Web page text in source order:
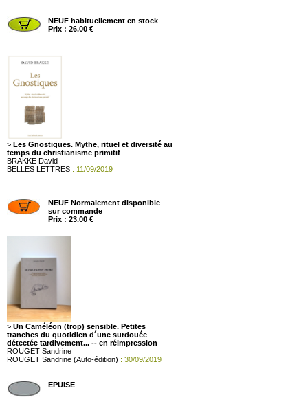
NEUF habituellement en stock
Prix : 26.00 €
> Les Gnostiques. Mythe, rituel et diversité au
temps du christianisme primitif
BRAKKE David
BELLES LETTRES : 11/09/2019
NEUF Normalement disponible
sur commande
Prix : 23.00 €
> Un Caméléon (trop) sensible. Petites
tranches du quotidien d´une surdouée
détectée tardivement... -- en réimpression
ROUGET Sandrine
ROUGET Sandrine (Auto-édition) : 30/09/2019
EPUISE